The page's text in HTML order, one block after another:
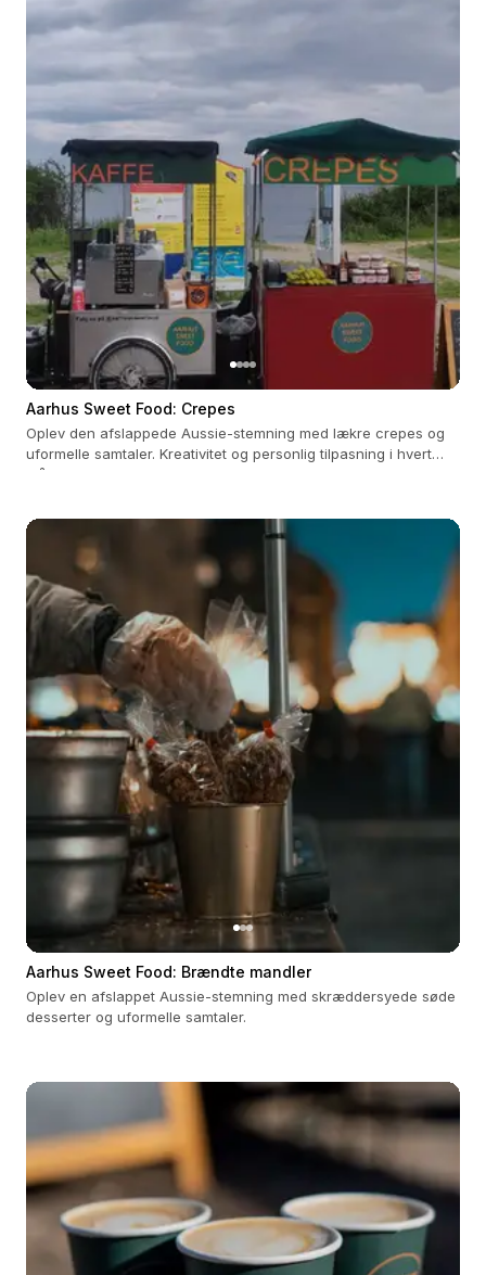
Aarhus Sweet Food: Crepes
Oplev den afslappede Aussie-stemning med lækre crepes og
uformelle samtaler. Kreativitet og personlig tilpasning i hvert
måltid.
Aarhus Sweet Food: Brændte mandler
Oplev en afslappet Aussie-stemning med skræddersyede søde
desserter og uformelle samtaler.